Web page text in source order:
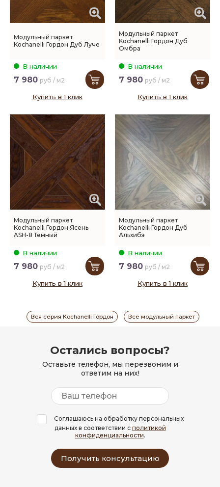
Модульный паркет
Kochanelli Гордон Дуб Луче
В наличии
7 980 руб / м2
Купить в 1 клик
Модульный паркет
Kochanelli Гордон Дуб
Омбра
В наличии
7 980 руб / м2
Купить в 1 клик
Модульный паркет
Kochanelli Гордон Ясень
ASH-8 Темный
В наличии
7 980 руб / м2
Купить в 1 клик
Модульный паркет
Kochanelli Гордон Дуб
Альхибэ
В наличии
7 980 руб / м2
Купить в 1 клик
Вся серия Kochanelli Гордон Все модульный паркет
Остались вопросы?
Оставьте телефон, мы перезвоним и
ответим на них!
Соглашаюсь на обработку персональных
данных в соответствии с политикой
конфиденциальности.
Получить консультацию